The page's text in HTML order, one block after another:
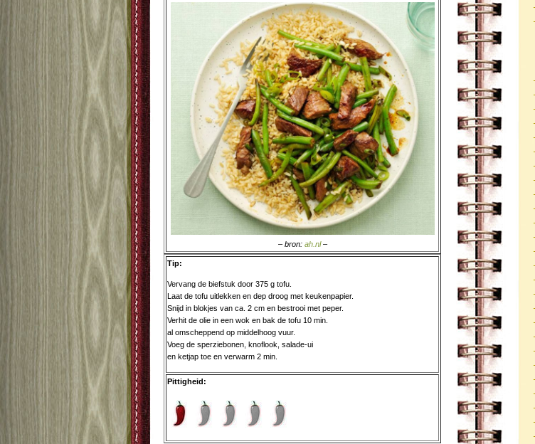
– bron: ah.nl–
Tip:
Vervang de biefstuk door 375 g tofu.
Laat de tofu uitlekken en dep droog met keukenpapier.
Snijd in blokjes van ca. 2 cm en bestrooi met peper.
Verhit de olie in een wok en bak de tofu 10 min.
al omscheppend op middelhoog vuur.
Voeg de sperziebonen, knoflook, salade-ui
en ketjap toe en verwarm 2 min.
Pittigheid: